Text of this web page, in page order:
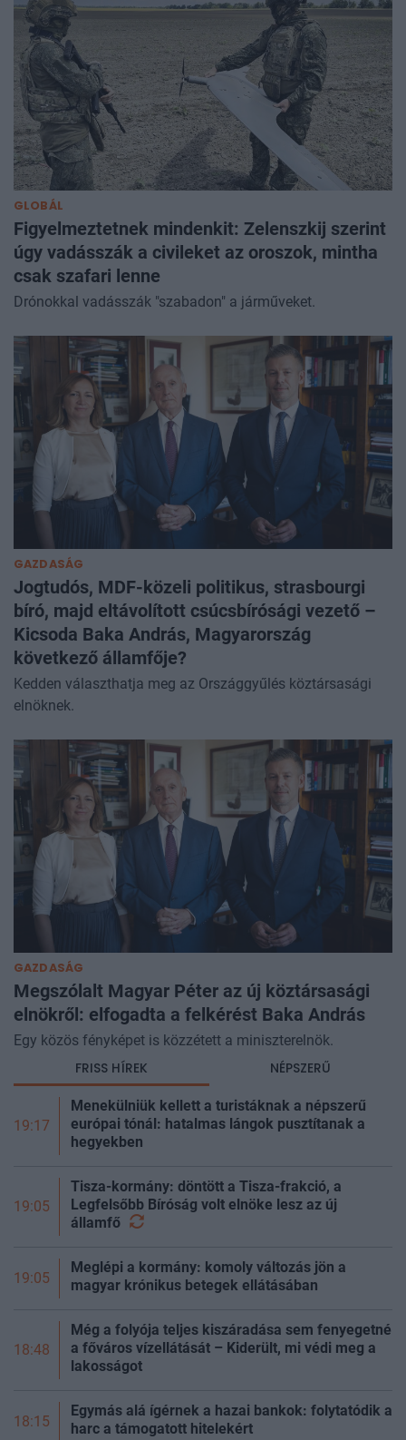
GLOBÁL
Figyelmeztetnek mindenkit: Zelenszkij szerint
úgy vadásszák a civileket az oroszok, mintha
csak szafari lenne
Drónokkal vadásszák "szabadon" a járműveket.
GAZDASÁG
Jogtudós, MDF-közeli politikus, strasbourgi
bíró, majd eltávolított csúcsbírósági vezető –
Kicsoda Baka András, Magyarország
következő államfője?
Kedden választhatja meg az Országgyűlés köztársasági
elnöknek.
GAZDASÁG
Megszólalt Magyar Péter az új köztársasági
elnökről: elfogadta a felkérést Baka András
Egy közös fényképet is közzétett a miniszterelnök.
FRISS HÍREK NÉPSZERŰ
19:17
Menekülniük kellett a turistáknak a népszerű
európai tónál: hatalmas lángok pusztítanak a
hegyekben
19:05
Tisza-kormány: döntött a Tisza-frakció, a
Legfelsőbb Bíróság volt elnöke lesz az új
államfő
19:05
Meglépi a kormány: komoly változás jön a
magyar krónikus betegek ellátásában
18:48
Még a folyója teljes kiszáradása sem fenyegetné
a főváros vízellátását – Kiderült, mi védi meg a
lakosságot
18:15
Egymás alá ígérnek a hazai bankok: folytatódik a
harc a támogatott hitelekért